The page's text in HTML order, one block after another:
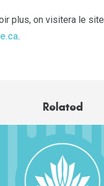
plus, on visitera le site
.
Related